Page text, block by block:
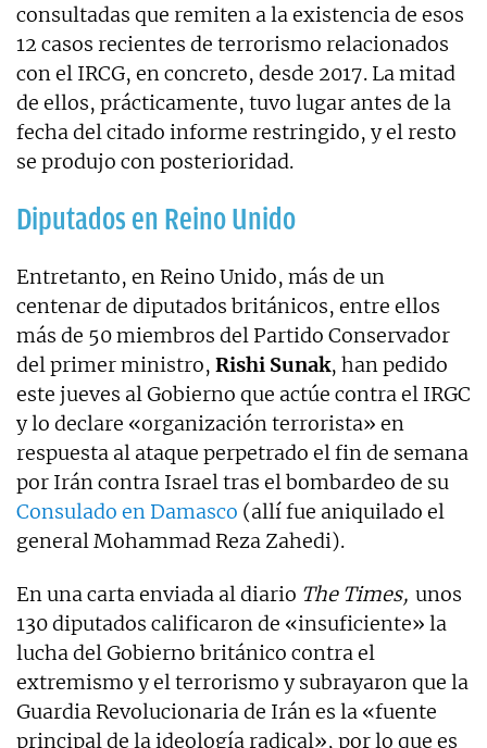
consultadas que remiten a la existencia de esos
12 casos recientes de terrorismo relacionados
con el IRCG, en concreto, desde 2017. La mitad
de ellos, prácticamente, tuvo lugar antes de la
fecha del citado informe restringido, y el resto
se produjo con posterioridad.
Diputados en Reino Unido
Entretanto, en Reino Unido, más de un
centenar de diputados británicos, entre ellos
más de 50 miembros del Partido Conservador
del primer ministro, Rishi Sunak, han pedido
este jueves al Gobierno que actúe contra el IRGC
y lo declare «organización terrorista» en
respuesta al ataque perpetrado el fin de semana
por Irán contra Israel tras el bombardeo de su
Consulado en Damasco (allí fue aniquilado el
general Mohammad Reza Zahedi).
En una carta enviada al diario The Times, unos
130 diputados calificaron de «insuficiente» la
lucha del Gobierno británico contra el
extremismo y el terrorismo y subrayaron que la
Guardia Revolucionaria de Irán es la «fuente
principal de la ideología radical», por lo que es